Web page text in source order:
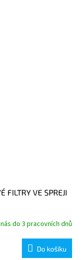
FILTRY VE SPREJI
do 3 pracovních dnů
Do košíku